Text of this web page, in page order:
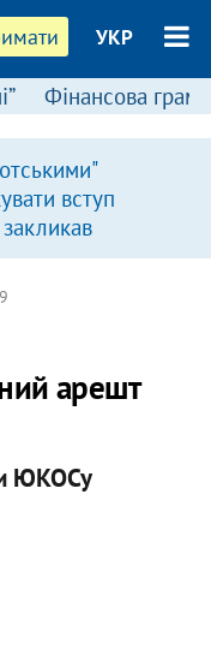
УКР
Фінансова
вступ
арешт
ЮКОСу